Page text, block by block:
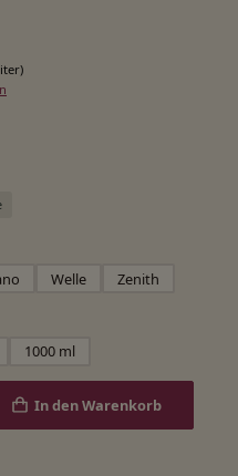
von 5 Sternen
Welle
Zenith
1000 ml
Wert ein oder benutze die
In den Warenkorb